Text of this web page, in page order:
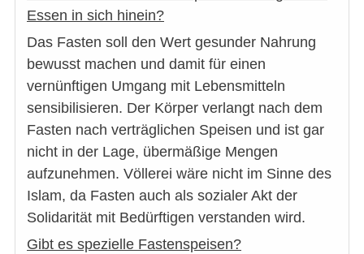
Essen in sich hinein?
Das Fasten soll den Wert gesunder Nahrung
bewusst machen und damit für einen
vernünftigen Umgang mit Lebensmitteln
sensibilisieren. Der Körper verlangt nach dem
Fasten nach verträglichen Speisen und ist gar
nicht in der Lage, übermäßige Mengen
aufzunehmen. Völlerei wäre nicht im Sinne des
Islam, da Fasten auch als sozialer Akt der
Solidarität mit Bedürftigen verstanden wird.
Gibt es spezielle Fastenspeisen?